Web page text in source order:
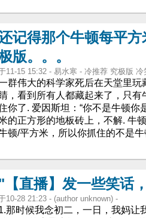
记得那个牛顿每平
版。。。
11-15 15:32 - 易水寒 - 冷推荐 究极版
群伟大的科学家死后在天堂里
，看到所有人都藏起来了，只有
你了. 爱因斯坦：“你不是牛顿
的正方形的地板砖上，不解. 牛
顿/平方米，所以你抓住的不是
【直播】发一些笑话
10-28 21:23 - (author unknown) -
那时候我念初二，一日，我妈让